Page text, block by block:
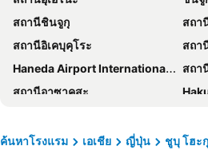
Fuji Gran Villa - TOKI -
Fuji
Kawaguchiko Park Hotel
โรง
โรงแรมเรจินา คาวากูชิโกะ
Sawa Hotel
รีสอ
VOYAN Resort Fujiyamanakako Gekkoso
สถานีชินจูกุ
สถา
สถานีอิเคบุคุโระ
สถา
Haneda Airport International Terminal Station
สถา
สถานีอาซาคุสะ
Ueno Metro Station
ค้นหาโรงแรม เอเชีย ญี่ปุ่น
ชูบุ โฮะ